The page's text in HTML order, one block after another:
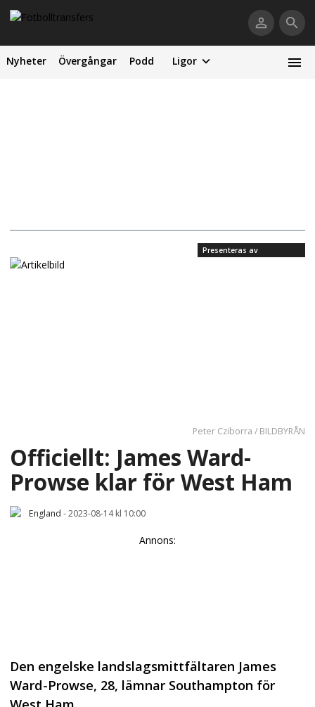
Nyheter Övergångar Podd Ligor
Presenteras av
Peter Cziborra / BILDBYRÅN
Officiellt: James Ward-
Prowse klar för West Ham
England -2023-08-14 kl 10:00
Annons:
Den engelske landslagsmittfältaren James
Ward-Prowse, 28, lämnar Southampton för